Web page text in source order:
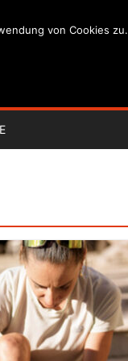
von Cookies zu.